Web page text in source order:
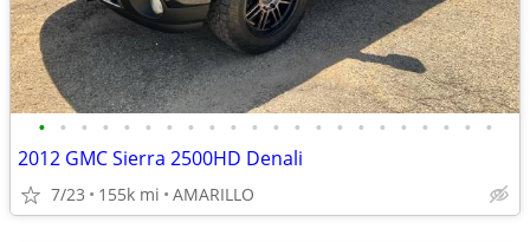
• • • • • • • • • • • • • • • • • • • • • •
2012 GMC Sierra 2500HD Denali
7/23 155k mi AMARILLO